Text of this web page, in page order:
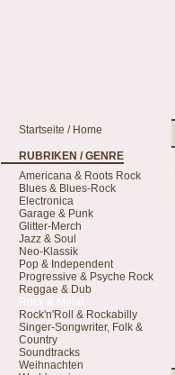
Startseite / Home
RUBRIKEN / GENRE
Americana & Roots Rock
Blues & Blues-Rock
Electronica
Garage & Punk
Glitter-Merch
Jazz & Soul
Neo-Klassik
Pop & Independent
Progressive & Psyche Rock
Reggae & Dub
Rock'n'Roll & Rockabilly
Singer-Songwriter, Folk &
Country
Soundtracks
Weihnachten